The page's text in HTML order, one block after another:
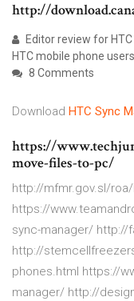
http://
Editor review for
HTC mobile phone
8 Comments
Download HTC Sync
https://
move-files-to-pc/
http://mfmr.gov.sl/
https://
sync-manager/
http://
phones.html https://
manager/ http://